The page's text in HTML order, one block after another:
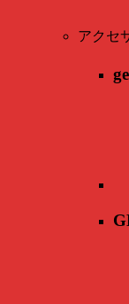
アクセ